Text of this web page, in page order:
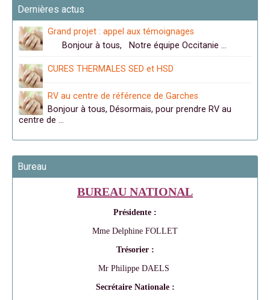
Dernières actus
Grand projet : appel aux témoignages
Bonjour à tous, Notre équipe Occitanie …
CURES THERMALES SED et HSD
RV au centre de référence de Garches
Bonjour à tous, Désormais, pour prendre RV au
centre de …
Bureau
BUREAU NATIONAL
Présidente :
Mme Delphine FOLLET
Trésorier :
Mr Philippe DAELS
Secrétaire Nationale :